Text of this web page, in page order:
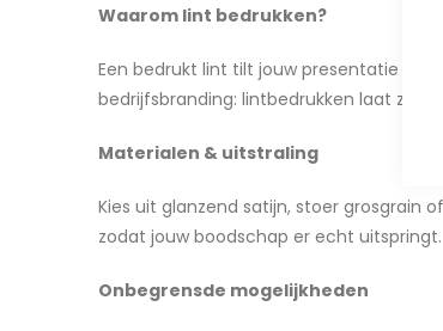
Waarom lint bedrukken?
Een bedrukt lint tilt jouw presentatie
bedrijfsbranding: lintbedrukken laat zien
Materialen & uitstraling
Kies uit glanzend satijn, stoer grosgrain
zodat jouw boodschap er echt uitspringt.
Onbegrensde mogelijkheden